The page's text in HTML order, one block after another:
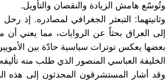
وتُوسّع هامش الزيادة والنقصان والتأويل.
وثانيتهما: التبعثر الجغرافي لمصادره. إذ
إلى العراق بحثاً عن الروايات، مما يعني أن
بعضها يعكس توترات سياسية حادّة بين
الخليفة العباسي المنصور الذي طلب منه تأليفه
وقد أشار المستشرقون المحدثون إلى هذه